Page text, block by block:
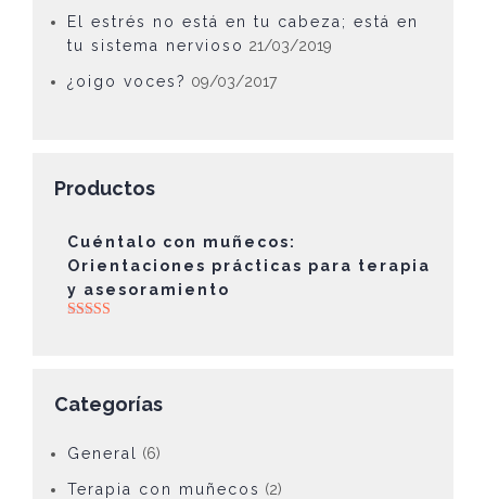
El estrés no está en tu cabeza; está en
tu sistema nervioso 21/03/2019
¿oigo voces? 09/03/2017
Productos
Cuéntalo con muñecos:
Orientaciones prácticas para terapia
y asesoramiento
Categorías
General (6)
Terapia con muñecos (2)